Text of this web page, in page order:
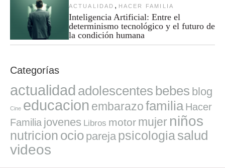
ACTUALIDAD , HACER FAMILIA
Inteligencia Artificial: Entre el
determinismo tecnológico y el futuro de
la condición humana
Categorías
actualidad adolescentes bebes blog
Cine educacion embarazofamilia Hacer
Familia jovenes Libros motor mujer niños
nutricion ocio pareja psicologiasalud
videos